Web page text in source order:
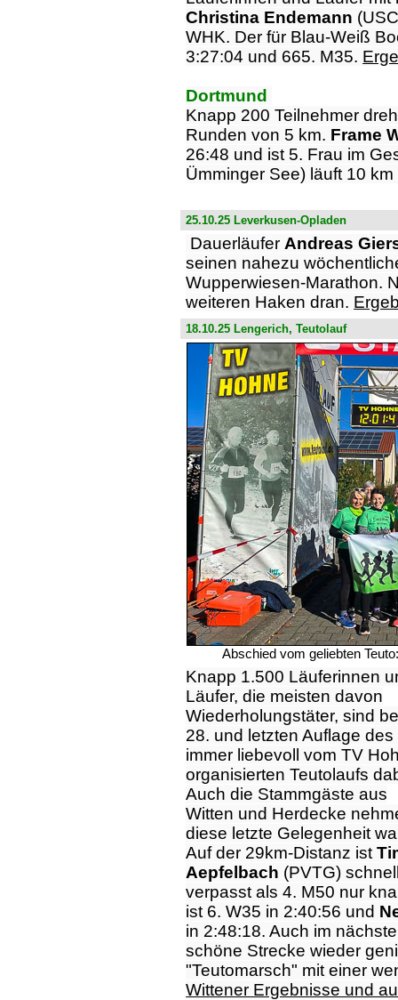
Christina Endemann
WHK. Der für Blau-Weiß
3:27:04 und 665. M35.
Dortmund
Knapp 200 Teilnehmer
Runden von 5 km. Frame
26:48 und ist 5. Frau im
Ümminger See) läuft 10
25.10.25 Leverkusen-Opladen
Dauerläufer Andreas
seinen nahezu
Wupperwiesen-Marathon.
weiteren Haken dran.
18.10.25 Lengerich, Teutolauf
Abschied vom geliebten
Knapp 1.500 Läuferinnen
Läufer, die meisten davon
Wiederholungstäter, sind
28. und letzten Auflage des
immer liebevoll vom TV
organisierten Teutolaufs
Auch die Stammgäste aus
Witten und Herdecke
diese letzte Gelegenheit
Auf der 29km-Distanz ist
Aepfelbach (PVTG)
verpasst als 4. M50 nur
ist 6. W35 in 2:40:56 und
in 2:48:18. Auch im
schöne Strecke wieder
"Teutomarsch" mit einer
Wittener Ergebnisse und